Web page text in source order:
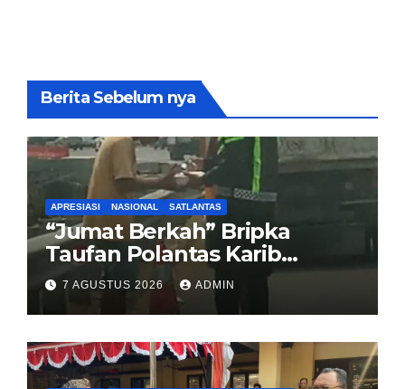
Berita Sebelum nya
APRESIASI NASIONAL SATLANTAS
“Jumat Berkah” Bripka
Taufan Polantas Karib
Bagikan Nasi Kotak untuk
Sopir Truk yang Mogok di KM
00 Pondok Aren
7 AGUSTUS 2026 ADMIN